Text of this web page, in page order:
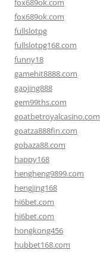
fox689ok.com
fox689ok.com
fullslotpg
fullslotpg168.com
funny18
gamehit8888.com
gaojing888
gem99ths.com
goatbetroyalcasino.com
goatza888fin.com
gobaza88.com
happy168
hengheng9899.com
hengjing168
hi6bet.com
hi6bet.com
hongkong456
hubbet168.com